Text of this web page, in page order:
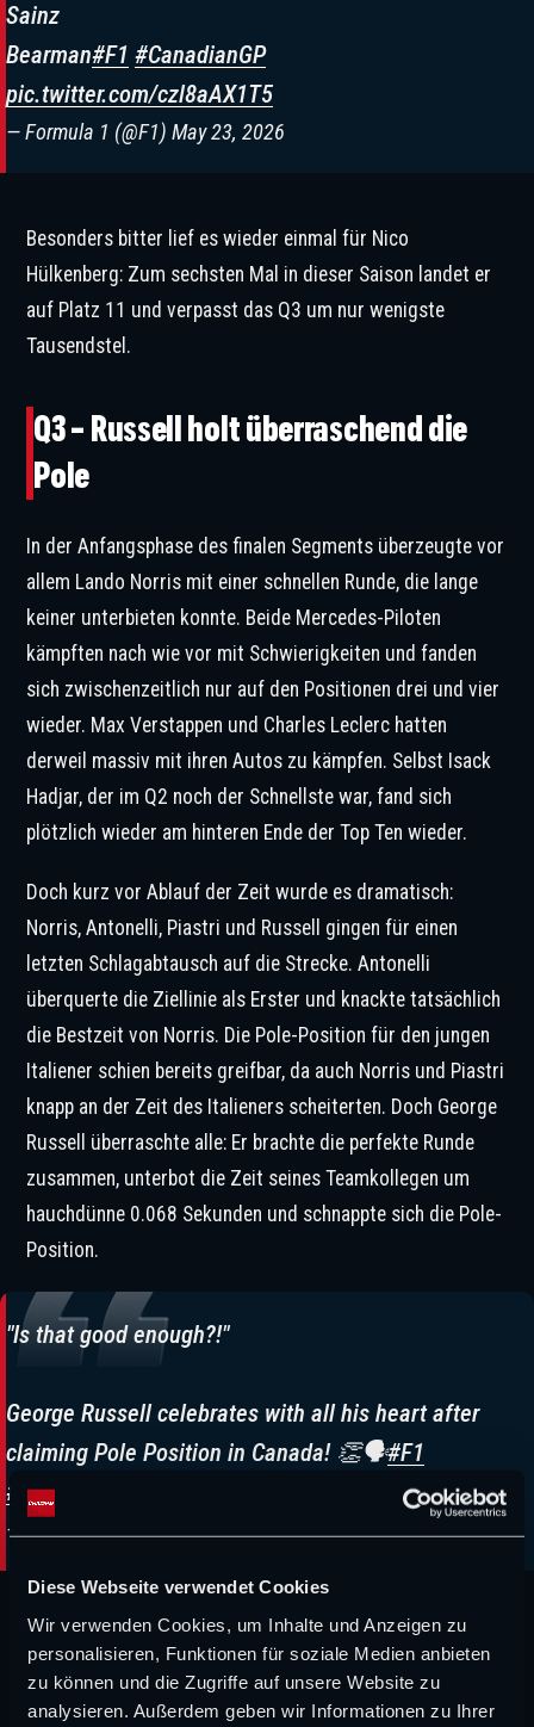
Diese Webseite verwendet Cookies
Wir verwenden Cookies, um Inhalte und Anzeigen zu
personalisieren, Funktionen für soziale Medien anbieten
zu können und die Zugriffe auf unsere Website zu
analysieren. Außerdem geben wir Informationen zu Ihrer
Sainz
Bearman#F1 #CanadianGP
pic.twitter.com/czl8aAX1T5
— Formula 1 (@F1) May 23, 2026
Besonders bitter lief es wieder einmal für Nico
Hülkenberg: Zum sechsten Mal in dieser Saison landet er
auf Platz 11 und verpasst das Q3 um nur wenigste
Tausendstel.
Q3 – Russell holt überraschend die
Pole
In der Anfangsphase des finalen Segments überzeugte vor
allem Lando Norris mit einer schnellen Runde, die lange
keiner unterbieten konnte. Beide Mercedes-Piloten
kämpften nach wie vor mit Schwierigkeiten und fanden
sich zwischenzeitlich nur auf den Positionen drei und vier
wieder. Max Verstappen und Charles Leclerc hatten
derweil massiv mit ihren Autos zu kämpfen. Selbst Isack
Hadjar, der im Q2 noch der Schnellste war, fand sich
plötzlich wieder am hinteren Ende der Top Ten wieder.
Doch kurz vor Ablauf der Zeit wurde es dramatisch:
Norris, Antonelli, Piastri und Russell gingen für einen
letzten Schlagabtausch auf die Strecke. Antonelli
überquerte die Ziellinie als Erster und knackte tatsächlich
die Bestzeit von Norris. Die Pole-Position für den jungen
Italiener schien bereits greifbar, da auch Norris und Piastri
knapp an der Zeit des Italieners scheiterten. Doch George
Russell überraschte alle: Er brachte die perfekte Runde
zusammen, unterbot die Zeit seines Teamkollegen um
hauchdünne 0.068 Sekunden und schnappte sich die Pole-
Position.
"Is that good enough?!"
George Russell celebrates with all his heart after
claiming Pole Position in Canada! 👏🗣️#F1
#CanadianGP
pic.twitter.com/HvB3Z1F6Et
— Formula 1 (@F1)May 23, 2026
Damit wird Mercedes das morgige Rennen aus der ersten
Startreihe vor den beiden McLaren von Lando Norris und
Oscar Piastri in Angriff nehmen. Auf P5 reiht sich Lewis